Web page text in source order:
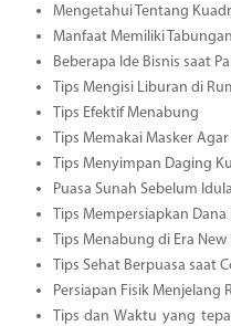
Mengetahui Tentang
Manfaat Memiliki
Beberapa Ide Bisnis saat
Tips Mengisi Liburan di
Tips Efektif Menabung
Tips Memakai Masker
Tips Menyimpan Daging
Puasa Sunah Sebelum
Tips Mempersiapkan Dana
Tips Menabung di Era New
Tips Sehat Berpuasa saat
Persiapan Fisik Menjelang
Tips dan Waktu yang